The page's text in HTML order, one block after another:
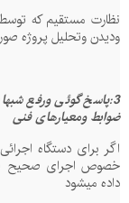
نظارت مستقیم که توسط
ودیدن وتحلیل پروژه
3:پاسخ گوئی ورفع
ضوابط ومعیارهای فنی
اگر برای دستگاه
خصوص اجرای صحیح
داده میشود